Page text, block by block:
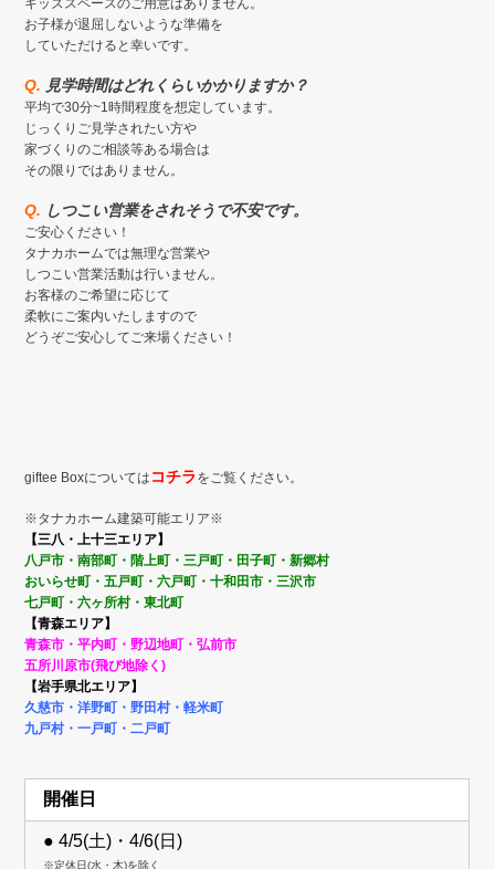
キッズスペースのご用意はありません。
お子様が退屈しないような準備を
していただけると幸いです。
Q. 見学時間はどれくらいかかりますか？
平均で30分~1時間程度を想定しています。
じっくりご見学されたい方や
家づくりのご相談等ある場合は
その限りではありません。
Q. しつこい営業をされそうで不安です。
ご安心ください！
タナカホームでは無理な営業や
しつこい営業活動は行いません。
お客様のご希望に応じて
柔軟にご案内いたしますので
どうぞご安心してご来場ください！
giftee Boxについては コチラをご覧ください。
※タナカホーム建築可能エリア※
【三八・上十三エリア】
八戸市・南部町・階上町・三戸町・田子町・新郷村
おいらせ町・五戸町・六戸町・十和田市・三沢市
七戸町・六ヶ所村・東北町
【青森エリア】
青森市・平内町・野辺地町・弘前市
五所川原市(飛び地除く)
【岩手県北エリア】
久慈市・洋野町・野田村・軽米町
九戸村・一戸町・二戸町
開催日
● 4/5(土)・4/6(日)
※定休日(水・木)を除く